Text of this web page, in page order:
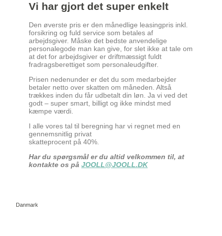
Vi har gjort det super enkelt
Den øverste pris er den månedlige leasingpris inkl.
forsikring og fuld service som betales af
arbejdsgiver. Måske det bedste anvendelige
personalegode man kan give, for slet ikke at tale om
at det for arbejdsgiver er driftmæssigt fuldt
fradragsberettiget som personaleudgifter.
Prisen nedenunder er det du som medarbejder
betaler netto over skatten om måneden. Altså
trækkes inden du får udbetalt din løn. Ja vi ved det
godt – super smart, billigt og ikke mindst med
kæmpe værdi.
I alle vores tal til beregning har vi regnet med en
gennemsnitlig privat
skatteprocent på 40%.
Har du spørgsmål er du altid velkommen til, at
kontakte os på JOOLL@JOOLL.DK